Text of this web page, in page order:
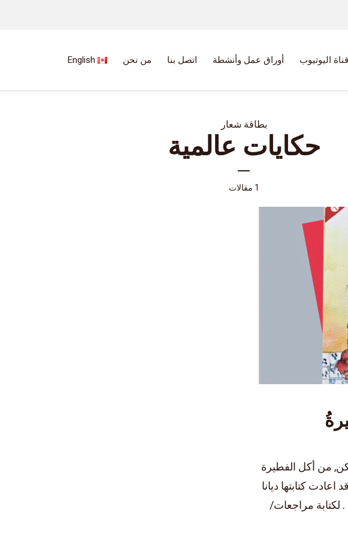
قناة اليوتيوب أوراق عمل وأنشطة اتصل بنا من نحن English
بطاقة شعار
حكايات عالمية
1 مقالات
من أكل الفطيرة
كتابتها ديانا
لكتابة مراجعات/